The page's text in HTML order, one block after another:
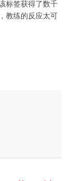
标签获得了数千
教练的反应太可